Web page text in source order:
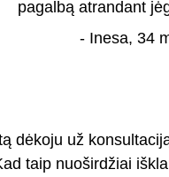
pagalbą atrandant
- Inesa, 34
dėkoju už
taip nuoširdžiai